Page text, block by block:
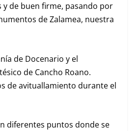
y de buen firme, pasando por
de Zalamea, nuestra
de Docenario y el
de Cancho Roano.
de avituallamiento durante el
diferentes puntos donde se